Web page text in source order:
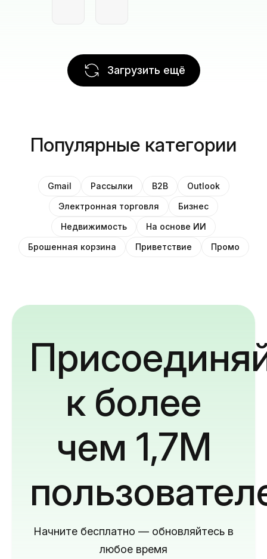
Загрузить ещё
Популярные категории
Gmail Рассылки B2B
Outlook
Электронная торговля
Бизнес
Недвижимость
На основе ИИ
Брошенная корзина
Приветствие Промо
к более
чем 1,7M
Начните бесплатно — обновляйтесь в
любое время